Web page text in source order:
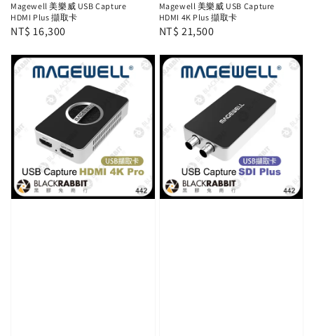
Magewell 美樂威 USB Capture
HDMI Plus 擷取卡
Regular
NT$ 16,300
Magewell 美樂威 USB Capture
HDMI 4K Plus 擷取卡
Regular
NT$ 21,500